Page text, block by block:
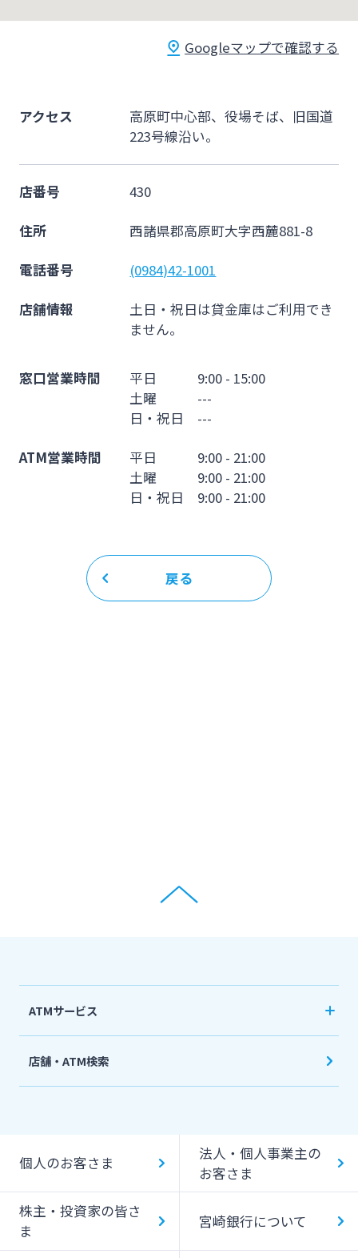
宮崎銀行について
採用情報
Googleマップで確認する
アクセス
高原町中心部、役場そば、旧国道
223号線沿い。
店番号 430
住所 西諸県郡高原町大字西麓881-8
電話番号 (0984)42-1001
店舗情報
土日・祝日は貸金庫はご利用でき
ません。
窓口営業時間
平日 9:00 - 15:00
土曜 ---
日・祝日 ---
ATM営業時間
平日 9:00 - 21:00
土曜 9:00 - 21:00
日・祝日 9:00 - 21:00
戻る
ATMサービス
機能一覧
キャッシング提携先
一日あたりのご利用限度額
ATM Operation Guide
店舗・ATM検索
個人のお客さま
法人・個人事業主の
お客さま
株主・投資家の皆さ
ま
宮崎銀行について